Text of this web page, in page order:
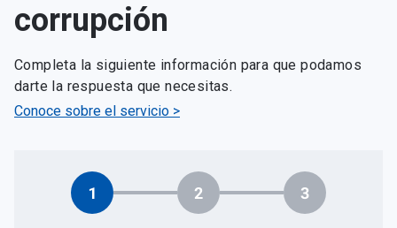
corrupción
Completa la siguiente información para que podamos
darte la respuesta que necesitas.
Conoce sobre el servicio >
1 2 3